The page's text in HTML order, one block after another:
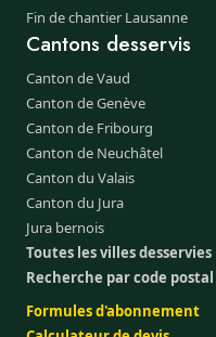
Fin de chantier Lausanne
Cantons desservis
Canton de Vaud
Canton de Genève
Canton de Fribourg
Canton de Neuchâtel
Canton du Valais
Canton du Jura
Jura bernois
Toutes les villes desservies
Recherche par code postal
Formules d'abonnement